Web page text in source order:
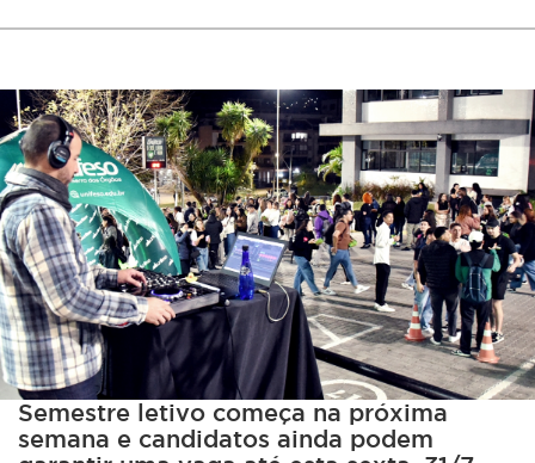
Semestre letivo começa na próxima
semana e candidatos ainda podem